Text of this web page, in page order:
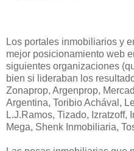
Los portales inmobiliarios y
mejor posicionamiento web
siguientes organizaciones
bien si lideraban los
Zonaprop, Argenprop,
Argentina, Toribio Achával,
L.J.Ramos, Tizado,
Mega, Shenk Inmobiliaria,